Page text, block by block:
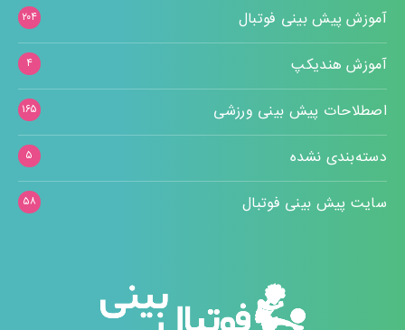
آموزش پیش بینی فوتبال ۲۰۴
آموزش هندیکپ ۴
اصطلاحات پیش بینی ورزشی ۱۶۵
دسته‌بندی نشده ۵
سایت پیش بینی فوتبال ۵۸